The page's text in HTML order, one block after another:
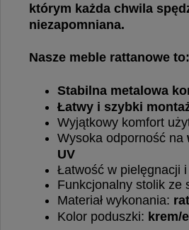
którym każda chwila
niezapomniana.
Nasze meble rattanowe to:
Stabilna metalowa
Łatwy i szybki
Wyjątkowy komfort
Wysoka odporność na
UV
Łatwość w pielęgnacji
Funkcjonalny stolik ze
Materiał wykonania:
Kolor poduszki: krem/